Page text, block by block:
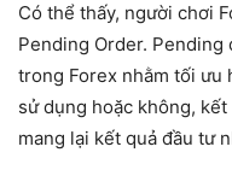
Có thể thấy, người chơi
Pending Order.
trong Forex nhằm tối ưu
sử dụng hoặc không,
mang lại kết quả đầu tư